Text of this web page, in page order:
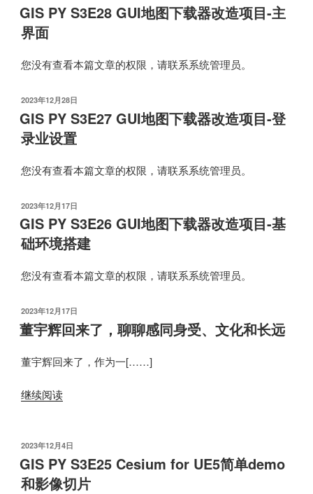
布
于
GIS PY S3E28 GUI地图下载器改造项目-主
界面
您没有查看本篇文章的权限，请联系系统管理员。
发
布
于
2023年12月28日
GIS PY S3E27 GUI地图下载器改造项目-登
录业设置
您没有查看本篇文章的权限，请联系系统管理员。
发
布
于
2023年12月17日
GIS PY S3E26 GUI地图下载器改造项目-基
础环境搭建
您没有查看本篇文章的权限，请联系系统管理员。
发
布
于
2023年12月17日
董宇辉回来了，聊聊感同身受、文化和长远
董宇辉回来了，作为一[……]
继续阅读
发
布
于
2023年12月4日
GIS PY S3E25 Cesium for UE5简单demo
和影像切片